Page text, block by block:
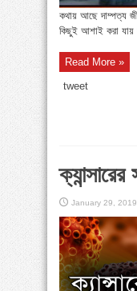
কথায় আছে দাম্পত্য
কিছুই আশাই করা যায়
Read More »
tweet
January 29, 2019